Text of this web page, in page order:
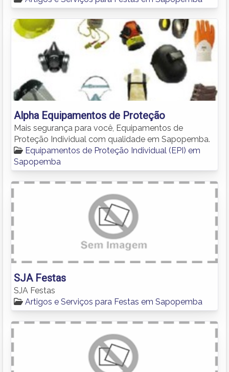
Alpha Equipamentos de Proteção
Mais segurança para você, Equipamentos de
Proteção Individual com qualidade em Sapopemba.
Equipamentos de Proteção Individual (EPI) em
Sapopemba
SJA Festas
SJA Festas
Artigos e Serviços para Festas em Sapopemba